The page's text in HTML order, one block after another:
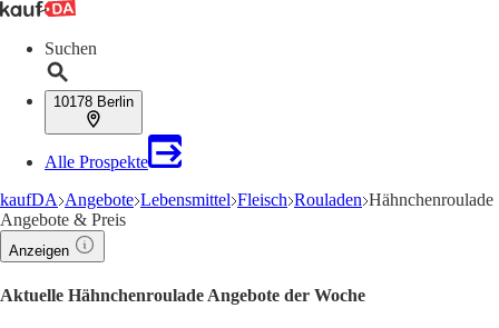
Suchen
10178 Berlin
Alle Prospekte
kaufDA Angebote Lebensmittel Fleisch Rouladen Hähnchenroulade
Angebote & Preis
Anzeigen
Aktuelle Hähnchenroulade Angebote der Woche